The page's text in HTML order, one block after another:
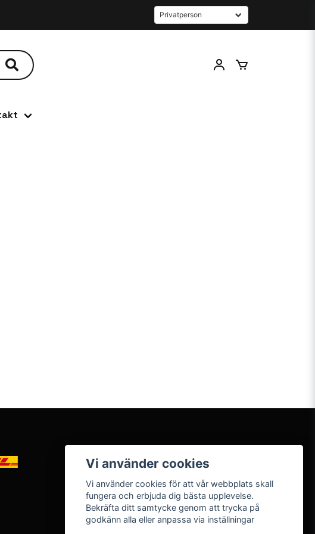
Vi använder cookies
Vi använder cookies för att vår webbplats skall
fungera och erbjuda dig bästa upplevelse.
Bekräfta ditt samtycke genom att trycka på
godkänn alla eller anpassa via inställningar